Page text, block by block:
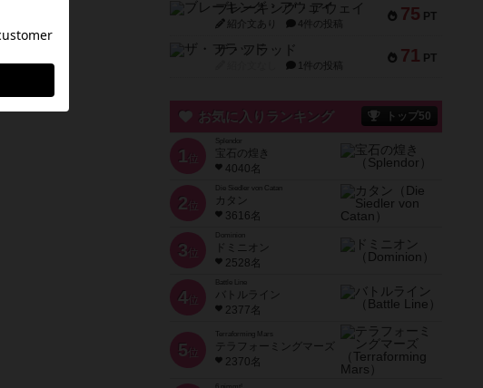
75 PT
ブレーキング・アウェイ
紹介文あり 4件の投稿
71 PT
ザ・フラッド
1件の投稿
お気に入りランキング トップ50
1 位
宝石の煌き
4040名
2 位
Die Siedler von Catan
カタン
3616名
3 位
ドミニオン
2528名
4位
Battle Line
バトルライン
2377名
5 位
Terraforming Mars
テラフォーミングマーズ
2370名